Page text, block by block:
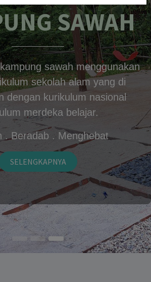
SAWAH
sawah menggunakan
sekolah alam yang di
dengan kurikulum nasional
merdeka belajar.
. Beradab . Menghebat
SELENGKAPNYA